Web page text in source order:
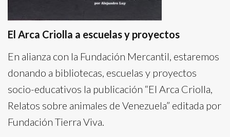
El Arca Criolla a escuelas y proyectos
En alianza con la Fundación Mercantil, estaremos
donando a bibliotecas, escuelas y proyectos
socio-educativos la publicación “El Arca Criolla,
Relatos sobre animales de Venezuela” editada por
Fundación Tierra Viva.